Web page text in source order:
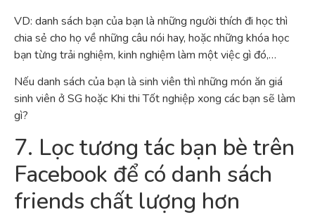
VD: danh sách bạn của bạn là những người thích đi học thì
chia sẻ cho họ về những câu nói hay, hoặc những khóa học
bạn từng trải nghiệm, kinh nghiệm làm một việc gì đó,…
Nếu danh sách của bạn là sinh viên thì những món ăn giá
sinh viên ở SG hoặc Khi thi Tốt nghiệp xong các bạn sẽ làm
gì?
7. Lọc tương tác bạn bè trên
Facebook để có danh sách
friends chất lượng hơn